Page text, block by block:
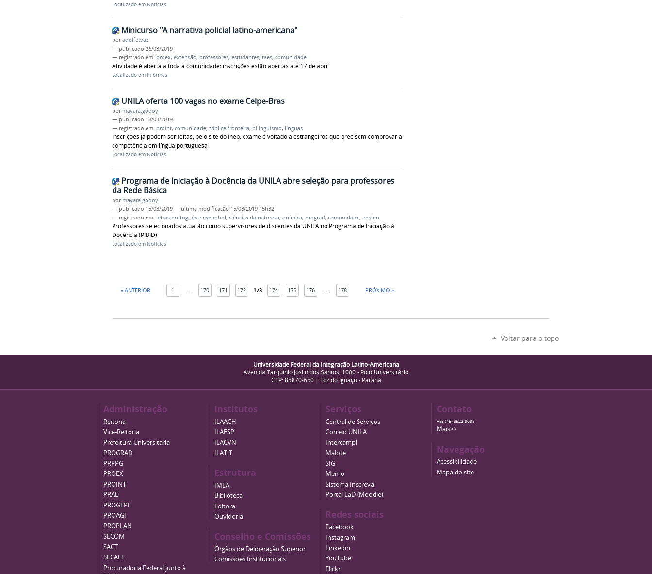
Localizado em Notícias
Minicurso "A narrativa policial latino-americana"
poradolfo.vaz
— publicado 26/03/2019
— registrado em: proex, extensão, professores, estudantes, taes, comunidade
Atividade é aberta a toda a comunidade; inscrições estão abertas até 17 de abril
Localizado em Informes
UNILA oferta 100 vagas no exame Celpe-Bras
por mayara.godoy
— publicado 18/03/2019
— registrado em: proint, comunidade, tríplice fronteira, bilinguismo, línguas
Inscrições já podem ser feitas, pelo site do Inep; exame é voltado a estrangeiros que precisem comprovar a
competência em língua portuguesa
Localizado em Notícias
Programa de Iniciação à Docência da UNILA abre seleção para professores
da Rede Básica
por mayara.godoy
— publicado 15/03/2019 — última modificação 15/03/2019 15h32
— registrado em: letras português e espanhol, ciências da natureza, química, prograd, comunidade, ensino
Professores selecionados atuarão como supervisores de discentes da UNILA no Programa de Iniciação à
Docência (PIBID)
Localizado em Notícias
« ANTERIOR 1 170 171 172 173 174 175 176 178 PRÓXIMO »
Voltar para o topo
Universidade Federal da Integração Latino-Americana
Avenida Tarquínio Joslin dos Santos, 1000 - Polo Universitário
CEP: 85870-650 | Foz do Iguaçu - Paraná
Administração
Reitoria
Vice-Reitoria
Prefeitura Universitária
PROGRAD
PRPPG
PROEX
PROINT
PRAE
PROGEPE
PROAGI
PROPLAN
SECOM
SACT
SECAFE
Procuradoria Federal junto à
Institutos
ILAACH
ILAESP
ILACVN
ILATIT
Estrutura
IMEA
Biblioteca
Editora
Ouvidoria
Conselho e Comissões
Órgãos de Deliberação Superior
Comissões Institucionais
Serviços
Central de Serviços
Correio UNILA
Intercampi
Malote
SIG
Memo
Sistema Inscreva
Portal EaD (Moodle)
Redes sociais
Facebook
Instagram
Linkedin
YouTube
Flickr
Contato
+55 (45) 3522-9695
Mais>>
Navegação
Acessibilidade
Mapa do site